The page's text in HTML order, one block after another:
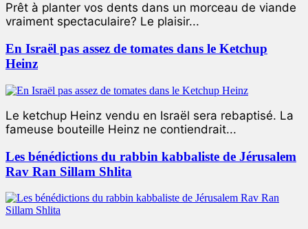
Prêt à planter vos dents dans un morceau de viande
vraiment spectaculaire? Le plaisir...
En Israël pas assez de tomates dans le Ketchup
Heinz
Le ketchup Heinz vendu en Israël sera rebaptisé. La
fameuse bouteille Heinz ne contiendrait...
Les bénédictions du rabbin kabbaliste de Jérusalem
Rav Ran Sillam Shlita